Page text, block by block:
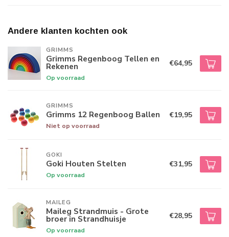
Andere klanten kochten ook
GRIMMS
Grimms Regenboog Tellen en
Rekenen
Op voorraad
€64,95
GRIMMS
Grimms 12 Regenboog Ballen
Niet op voorraad
€19,95
GOKI
Goki Houten Stelten
Op voorraad
€31,95
MAILEG
Maileg Strandmuis - Grote
broer in Strandhuisje
Op voorraad
€28,95